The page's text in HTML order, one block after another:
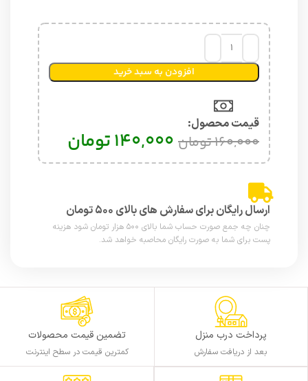
افزودن به سبد خرید
قیمت محصول:​
160,000تومان 140,000تومان
ارسال رایگان برای سفارش های بالای ۵۰۰ تومان
چنان چه جمع صورت حساب شما بالای ۵۰۰ هزار تومان شود هزینه
پست برای شما به صورت رایگان محاصبه خواهد شد.
پرداخت درب منزل
بعد از دریافت سفارش
تضمین قیمت محصولات
کمترین قیمت در سطح اینترنت